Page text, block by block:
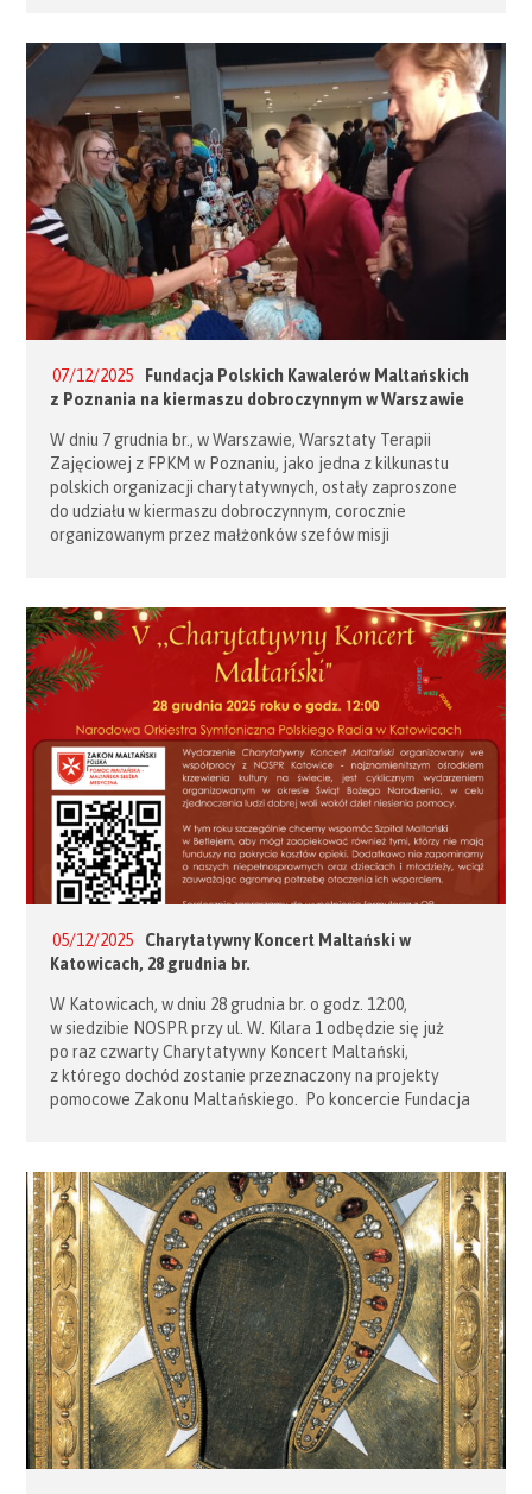
oraz konieczność ujednolicenia programów na całym
świecie, tak by wszyscy kandydaci i członkowie 3 klasy
korzystali […]
07/12/2025
Fundacja Polskich Kawalerów Maltańskich
z Poznania na kiermaszu dobroczynnym w Warszawie
W dniu 7 grudnia br., w Warszawie, Warsztaty Terapii
Zajęciowej z FPKM w Poznaniu, jako jedna z kilkunastu
polskich organizacji charytatywnych, ostały zaproszone
do udziału w kiermaszu dobroczynnym, corocznie
organizowanym przez małżonków szefów misji
swoje piękne, ręcznie robione dekoracje świąteczne,
wyroby dziewiarskie i świece. Stoisko cieszyło się dużym
powodzeniem wśród obecnych. Zostało także odwiedzone
przez Pierwszą […]
05/12/2025
Charytatywny Koncert Maltański w
Katowicach, 28 grudnia br.
W Katowicach, w dniu 28 grudnia br. o godz. 12:00,
w siedzibie NOSPR przy ul. W. Kilara 1 odbędzie się już
po raz czwarty Charytatywny Koncert Maltański,
z którego dochód zostanie przeznaczony na projekty
pomocowe Zakonu Maltańskiego. Po koncercie Fundacja
na załączonym plakacie.